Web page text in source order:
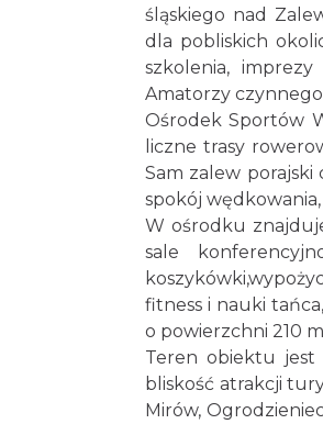
śląskiego nad
dla pobliskich
szkolenia,
Amatorzy
Ośrodek Sportów
liczne trasy
Sam zalew
spokój
W ośrodku
sale
fitness i nauki
o powierzchni 210
Teren obiektu jest
bliskość atrakcji
Mirów,